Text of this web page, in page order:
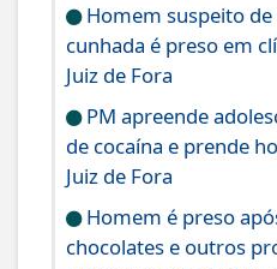
Homem suspeito de
cunhada é preso em
Juiz de Fora
PM apreende
de cocaína e prende
Juiz de Fora
Homem é preso
chocolates e outros